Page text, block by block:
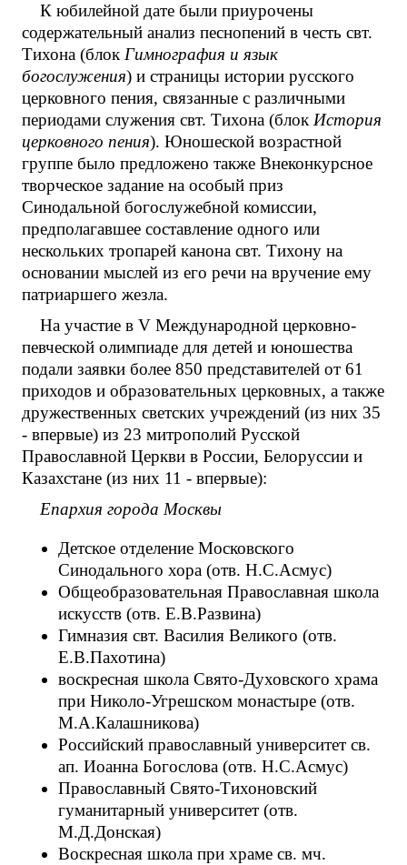
К юбилейной дате были приурочены
содержательный анализ песнопений в честь свт.
Тихона (блок Гимнография и язык
богослужения) и страницы истории русского
церковного пения, связанные с различными
периодами служения свт. Тихона (блок История
церковного пения). Юношеской возрастной
группе было предложено также Внеконкурсное
творческое задание на особый приз
Синодальной богослужебной комиссии,
предполагавшее составление одного или
нескольких тропарей канона свт. Тихону на
основании мыслей из его речи на вручение ему
патриаршего жезла.
На участие в V Международной церковно-
певческой олимпиаде для детей и юношества
подали заявки более 850 представителей от 61
приходов и образовательных церковных, а также
дружественных светских учреждений (из них 35
- впервые) из 23 митрополий Русской
Православной Церкви в России, Белоруссии и
Казахстане (из них 11 - впервые):
Епархия города Москвы
Детское отделение Московского
Синодального хора (отв. Н.С.Асмус)
Общеобразовательная Православная школа
искусств (отв. Е.В.Развина)
Гимназия свт. Василия Великого (отв.
Е.В.Пахотина)
воскресная школа Свято-Духовского храма
при Николо-Угрешском монастыре (отв.
М.А.Калашникова)
Российский православный университет св.
ап. Иоанна Богослова (отв. Н.С.Асмус)
Православный Свято-Тихоновский
гуманитарный университет (отв.
М.Д.Донская)
Воскресная школа при храме св. мч.